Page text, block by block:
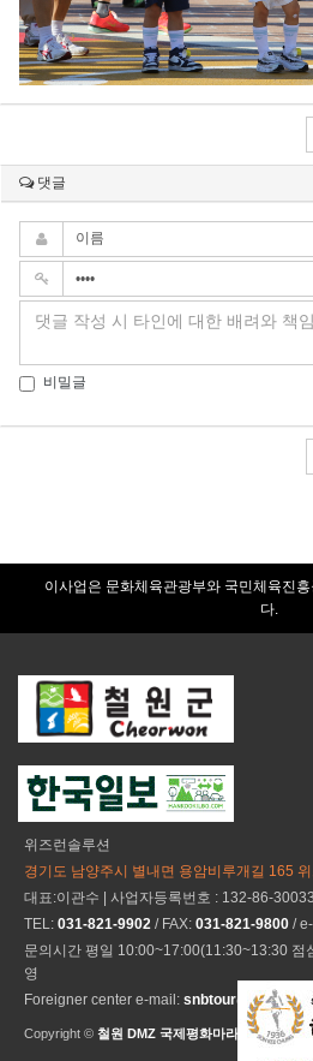
댓글
비밀글
이사업은 문화체육관광부와 국민체육진
다.
위즈런솔루션
경기도 남양주시 별내면 용암비루개길 165 위
대표:이관수 | 사업자등록번호 : 132-86-30033
TEL: 031-821-9902 / FAX: 031-821-9800 /
문의시간 평일 10:00~17:00(11:30~13:30
영
Foreigner center e-mail:
Copyright © 철원 DMZ 국제평화마라톤All Rights